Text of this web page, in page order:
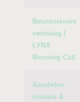
Beursnieuws
vandaag |
LYNX
Morning Call
Aandelen
nieuws &